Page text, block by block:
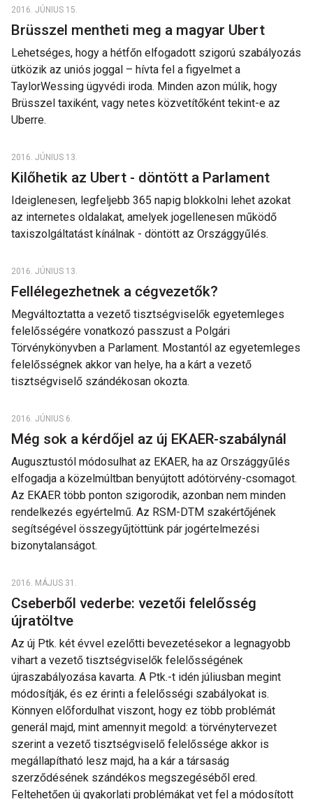
2016. JÚNIUS 15.
Brüsszel mentheti meg a magyar Ubert
Lehetséges, hogy a hétfőn elfogadott szigorú szabályozás
ütközik az uniós joggal – hívta fel a figyelmet a
TaylorWessing ügyvédi iroda. Minden azon múlik, hogy
Brüsszel taxiként, vagy netes közvetítőként tekint-e az
Uberre.
2016. JÚNIUS 13.
Kilőhetik az Ubert - döntött a Parlament
Ideiglenesen, legfeljebb 365 napig blokkolni lehet azokat
az internetes oldalakat, amelyek jogellenesen működő
taxiszolgáltatást kínálnak - döntött az Országgyűlés.
2016. JÚNIUS 13.
Fellélegezhetnek a cégvezetők?
Megváltoztatta a vezető tisztségviselők egyetemleges
felelősségére vonatkozó passzust a Polgári
Törvénykönyvben a Parlament. Mostantól az egyetemleges
felelősségnek akkor van helye, ha a kárt a vezető
tisztségviselő szándékosan okozta.
2016. JÚNIUS 6.
Még sok a kérdőjel az új EKAER-szabálynál
Augusztustól módosulhat az EKAER, ha az Országgyűlés
elfogadja a közelmúltban benyújtott adótörvény-csomagot.
Az EKAER több ponton szigorodik, azonban nem minden
rendelkezés egyértelmű. Az RSM-DTM szakértőjének
segítségével összegyűjtöttünk pár jogértelmezési
bizonytalanságot.
2016. MÁJUS 31.
Cseberből vederbe: vezetői felelősség
újratöltve
Az új Ptk. két évvel ezelőtti bevezetésekor a legnagyobb
vihart a vezető tisztségviselők felelősségének
újraszabályozása kavarta. A Ptk.-t idén júliusban megint
módosítják, és ez érinti a felelősségi szabályokat is.
Könnyen előfordulhat viszont, hogy ez több problémát
generál majd, mint amennyit megold: a törvénytervezet
szerint a vezető tisztségviselő felelőssége akkor is
megállapítható lesz majd, ha a kár a társaság
szerződésének szándékos megszegéséből ered.
Feltehetően új gyakorlati problémákat vet fel a módosított